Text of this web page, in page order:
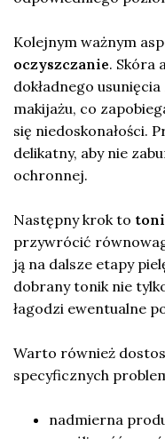
Kolejnym ważnym
oczyszczanie. Skóra
dokładnego
makijażu, co
się niedoskonałości.
delikatny, aby nie
ochronnej.
Następny krok to
przywrócić
ją na dalsze etapy
dobrany tonik nie
łagodzi ewentualne
Warto również
specyficznych
nadmierna